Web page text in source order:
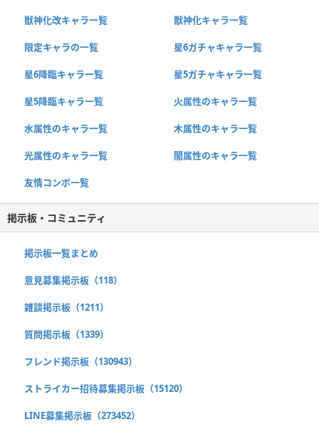
獣神化改キャラ一覧 獣神化キャラ一覧
限定キャラの一覧 星6ガチャキャラ一覧
星6降臨キャラ一覧 星5ガチャキャラ一覧
星5降臨キャラ一覧 火属性のキャラ一覧
水属性のキャラ一覧 木属性のキャラ一覧
光属性のキャラ一覧 闇属性のキャラ一覧
友情コンボ一覧
掲示板・コミュニティ
掲示板一覧まとめ
意見募集掲示板（118）
雑談掲示板（1211）
質問掲示板（1339）
フレンド掲示板（130943）
ストライカー招待募集掲示板（15120）
LINE募集掲示板（273452）